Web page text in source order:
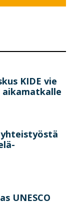
KIDE vie
aikamatkalle
UNESCO